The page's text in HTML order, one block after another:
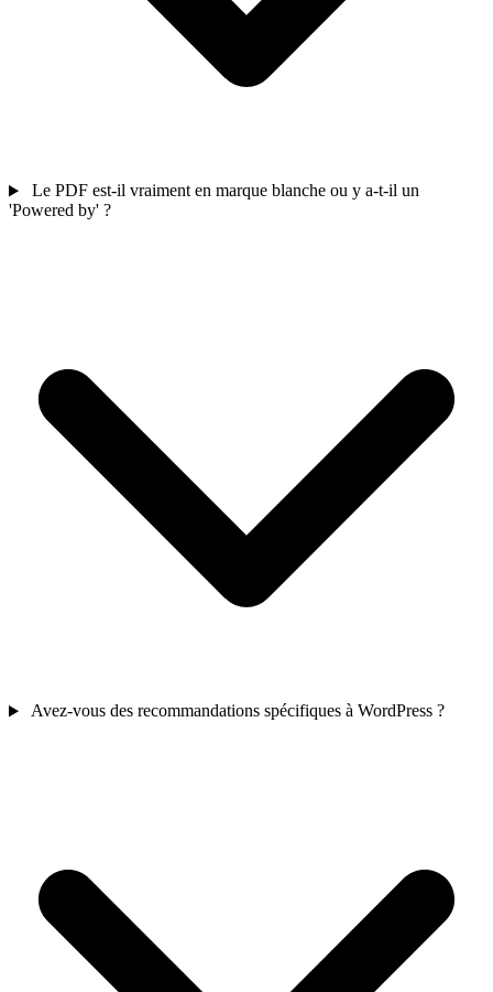
Le PDF est-il vraiment en marque blanche ou y a-t-il un
'Powered by' ?
Avez-vous des recommandations spécifiques à WordPress ?